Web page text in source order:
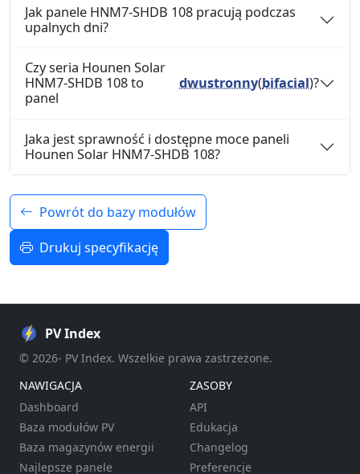
Jak panele HNM7-SHDB 108 pracują podczas
upalnych dni?
Czy seria Hounen Solar
HNM7-SHDB 108 to
panel
dwustronny(bifacial)?
Jaka jest sprawność i dostępne moce paneli
Hounen Solar HNM7-SHDB 108?
Powrót do bazy modułów
Drukuj specyfikację
PV Index
© 2026- PV Index. Wszelkie prawa zastrzeżone.
NAWIGACJA
Dashboard
Baza modułów PV
Baza magazynów energii
Najlepsze panele
ZASOBY
API
Edukacja
Changelog
Preferencje